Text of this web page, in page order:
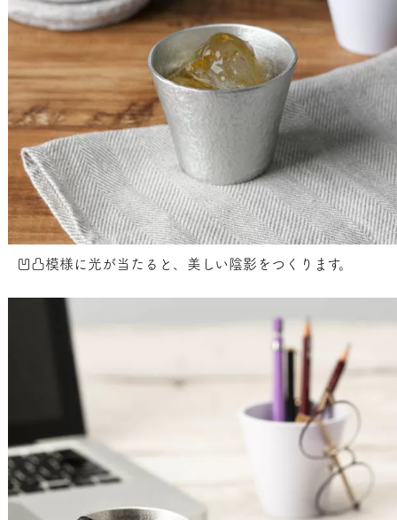
凹凸模様に光が当たると、美しい陰影をつくります。